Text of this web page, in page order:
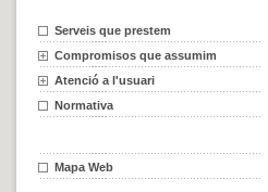
Serveis que prestem
Compromisos que assumim
Atenció a l'usuari
Normativa
Mapa Web